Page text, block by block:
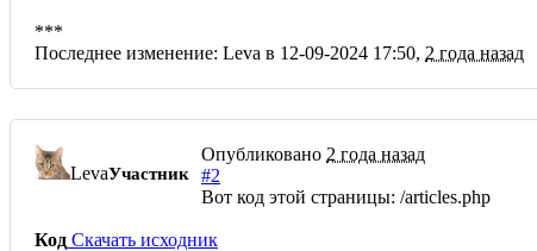
***
Последнее изменение: Leva в 12-09-2024 17:50, 2 года назад
LevaУчастник
Опубликовано 2 года назад
#2
Вот код этой страницы: /articles.php
Код Скачать исходник